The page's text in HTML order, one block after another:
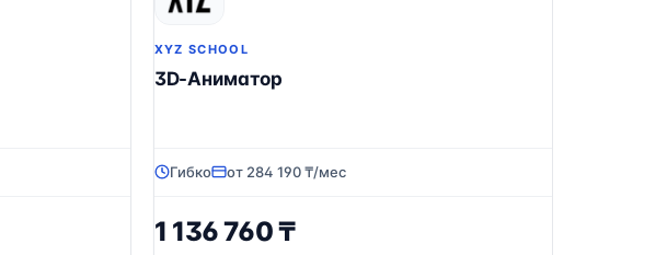
XYZ SCHOOL
3D-Аниматор
Гибко от 284 190 ₸/мес
1 136 760 ₸